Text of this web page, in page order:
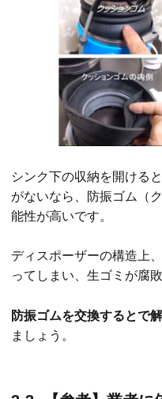
シンク下の収納を開ける
がないなら、防振ゴム（
能性が高いです。
ディスポーザーの構造上
ってしまい、生ゴミが腐
防振ゴムを交換するとで
ましょう。